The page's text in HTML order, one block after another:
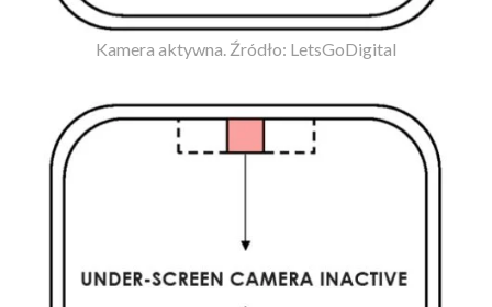
Kamera aktywna. Źródło: LetsGoDigital